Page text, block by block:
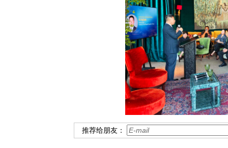
推荐给朋友：